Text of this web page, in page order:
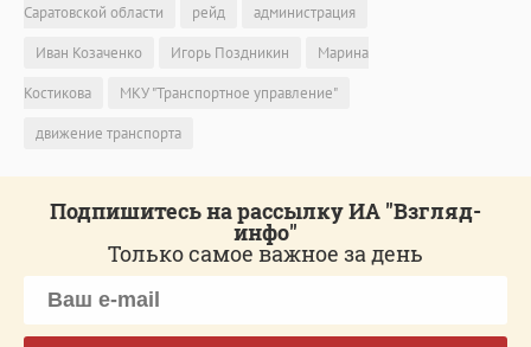
Саратовской области рейд
администрация
Иван Козаченко
Игорь Поздникин
Марина
Костикова
МКУ "Транспортное управление"
движение транспорта
Подпишитесь на рассылку ИА "Взгляд-
инфо"
Только самое важное за день